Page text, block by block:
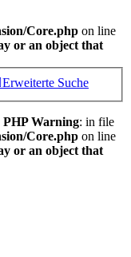
Core.php on line
or an object that
Erweiterte Suche
Warning: in file
Core.php on line
or an object that